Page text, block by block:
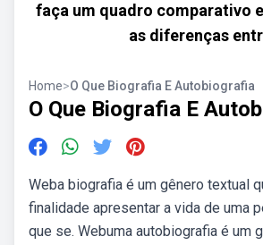
faça um quadro comparativo
as diferenças
Home>O Que Biografia E Autobiografia
O Que Biografia E
Weba biografia é um gênero textual
finalidade apresentar a vida de uma
que se. Webuma autobiografia é um